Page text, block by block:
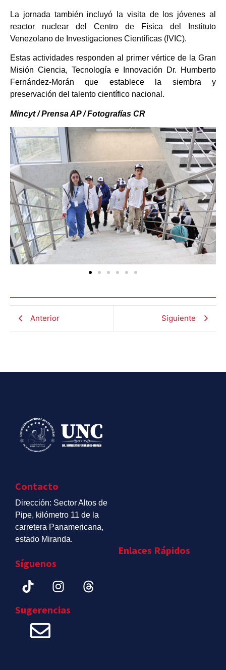
La jornada también incluyó la visita de los jóvenes al
reactor nuclear del Centro de Física del Instituto
Venezolano de Investigaciones Científicas (IVIC).
Estas actividades responden al primer vértice de la Gran
Misión Ciencia, Tecnología e Innovación Dr. Humberto
Fernández-Morán que establece la siembra y
preservación del talento científico nacional.
Mincyt / Prensa AP / Fotografías CR
Anterior Siguiente
Contacto
Dirección: Sector Altos de
Pipe, kilómetro 11 de la
carretera Panamericana,
estado Miranda.
Síguenos
Sugerencias
Enlaces Rápidos